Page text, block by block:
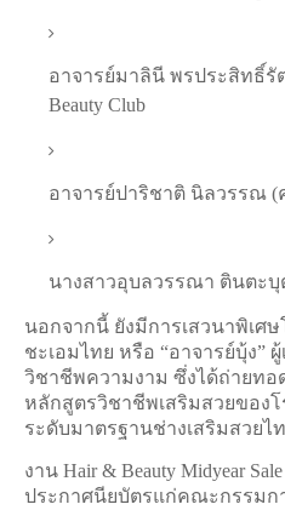
อาจารย์มาลินี พรประสิทธิ์รั
Beauty Club
อาจารย์ปาริชาติ นิลวรรณ (
นางสาวอุบลวรรณา ตินตะ
นอกจากนี้ ยังมีการเสวนาพิเศ
ชะเอมไทย หรือ “อาจารย์บุ้ง”
วิชาชีพความงาม ซึ่งได้ถ่ายท
หลักสูตรวิชาชีพเสริมสวยของโ
ระดับมาตรฐานช่างเสริมสวยไ
งาน Hair & Beauty Midyear
ประกาศนียบัตรแก่คณะกรรม